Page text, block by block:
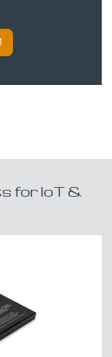
for IoT &